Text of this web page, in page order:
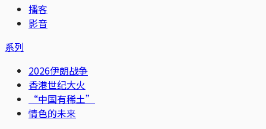
播客
影音
系列
2026伊朗战争
香港世纪大火
“中国有稀土”
情色的未来